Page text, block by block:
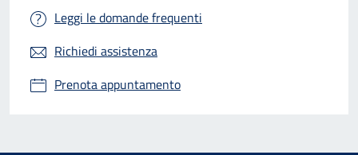
Leggi le domande frequenti
Richiedi assistenza
Prenota appuntamento